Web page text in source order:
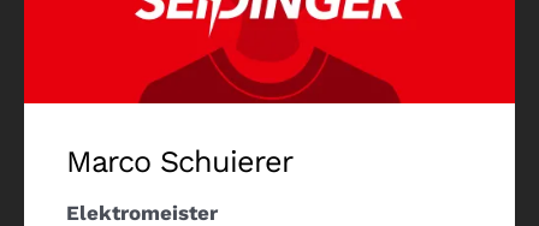
Marco Schuierer
Elektromeister